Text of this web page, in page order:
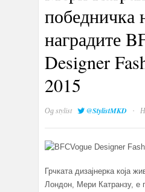
победничка
наградите
Designer
2015
Одstylist @StylistMKD ·
Грчката дизајнерка која
Лондон, Мери Катранзу, е